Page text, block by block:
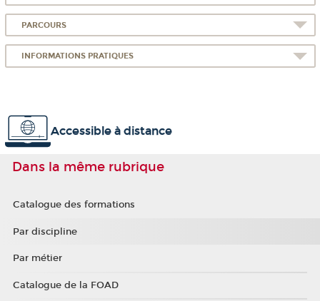
PARCOURS
INFORMATIONS PRATIQUES
Accessible à distance
Dans la même rubrique
Catalogue des formations
Par discipline
Par métier
Catalogue de la FOAD